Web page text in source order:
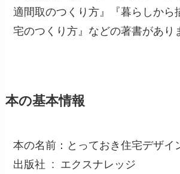
適間取のつくり方』『暮らしから
宅のつくり方』などの著書があり
本の基本情報
本の名前：とっておき住宅デザイ
出版社 ‏ : ‎ エクスナレッジ